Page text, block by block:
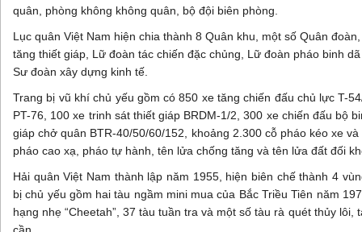
quân, phòng không không quân, bộ đội biên phòng.
Lục quân Việt Nam hiện chia thành 8 Quân khu, một số Quân
tăng thiết giáp, Lữ đoàn tác chiến đặc chủng, Lữ đoàn pháo binh
Sư đoàn xây dựng kinh tế.
Trang bị vũ khí chủ yếu gồm có 850 xe tăng chiến đấu chủ lực T-
PT-76, 100 xe trinh sát thiết giáp BRDM-1/2, 300 xe chiến đấu bộ
giáp chở quân BTR-40/50/60/152, khoảng 2.300 cỗ pháo kéo xe
pháo cao xạ, pháo tự hành, tên lửa chống tăng và tên lửa đất đối
Hải quân Việt Nam thành lập năm 1955, hiện biên chế thành 4
bị chủ yếu gồm hai tàu ngầm mini mua của Bắc Triều Tiên năm
hạng nhẹ “Cheetah”, 37 tàu tuần tra và một số tàu rà quét thủy lôi,